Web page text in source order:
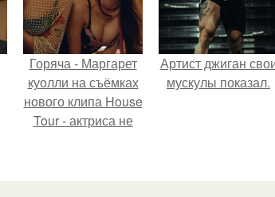
Горяча - Маргарет
куолли на съёмках
нового клипа House
Tour - актриса не
выступила в роли
Артист джиган
мускулы показал.